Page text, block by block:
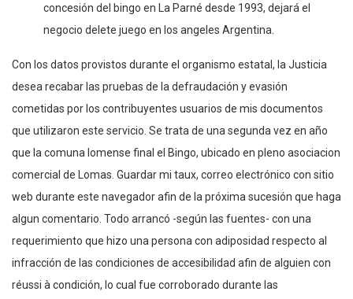
concesión del bingo en La Parné desde 1993, dejará el
negocio delete juego en los angeles Argentina.
Con los datos provistos durante el organismo estatal, la Justicia
desea recabar las pruebas de la defraudación y evasión
cometidas por los contribuyentes usuarios de mis documentos
que utilizaron este servicio. Se trata de una segunda vez en año
que la comuna lomense final el Bingo, ubicado en pleno asociacion
comercial de Lomas. Guardar mi taux, correo electrónico con sitio
web durante este navegador afin de la próxima sucesión que haga
algun comentario. Todo arrancó -según las fuentes- con una
requerimiento que hizo una persona con adiposidad respecto al
infracción de las condiciones de accesibilidad afin de alguien con
réussi à condición, lo cual fue corroborado durante las